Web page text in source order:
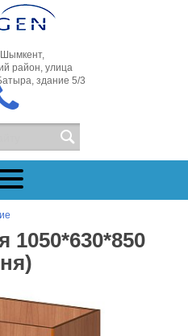
район, улица
здание 5/3
1050*630*850